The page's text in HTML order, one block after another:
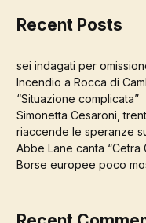
Recent Posts
sei indagati per
Incendio a Rocca di
“Situazione complicata”
Simonetta Cesaroni,
riaccende le speranze
Abbe Lane canta “Cetra
Borse europee poco